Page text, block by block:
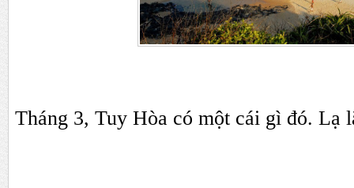
Tháng 3, Tuy Hòa có một cái gì đó. Lạ